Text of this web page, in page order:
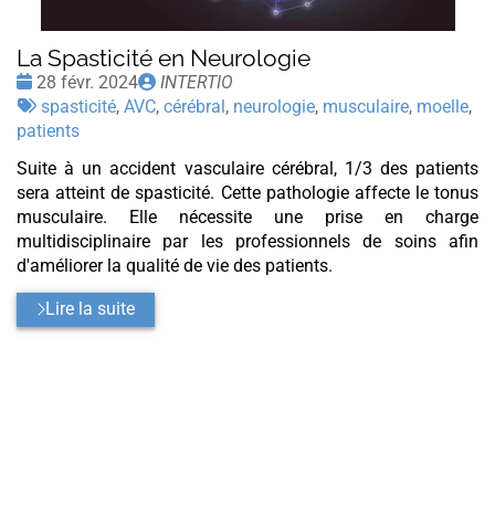
La Spasticité en Neurologie
Date
:
28 févr. 2024
Publié
par
INTERTIO
Tags
:
spasticité, AVC, cérébral, neurologie, musculaire, moelle,
patients
Suite à un accident vasculaire cérébral, 1/3 des patients
sera atteint de spasticité. Cette pathologie affecte le tonus
musculaire. Elle nécessite une prise en charge
multidisciplinaire par les professionnels de soins afin
d'améliorer la qualité de vie des patients.
Lire la suite